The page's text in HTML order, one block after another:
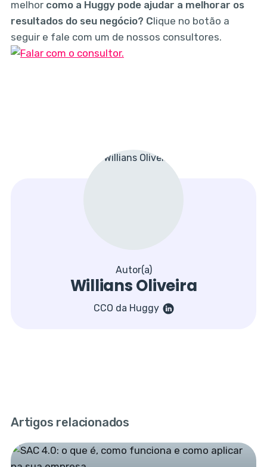
melhor como a Huggy pode ajudar a melhorar os
resultados do seu negócio? Clique no botão a
seguir e fale com um de nossos consultores.
Autor(a)
Willians Oliveira
CCO da Huggy
Artigos relacionados